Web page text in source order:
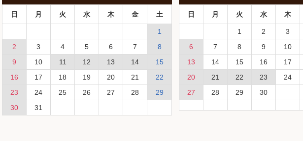
日 月 火 水 木 金 土
1
2
3 4 5 6 7
8
9
10 11 12 13 14
15
16
17 18 19 20 21
22
23
24 25 26 27 28
29
30
31
日 月 火 水 木
1 2
3
6
7 8 9
10
13
14 15 16
17
20
21 22 23
24
27
28 29 30